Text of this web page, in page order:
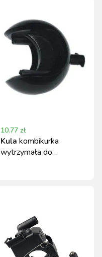
10.77 zł
Kula kombikurka
wytrzymała do